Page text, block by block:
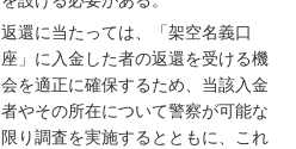
返還に当たっては、「架空名義口
座」に入金した者の返還を受ける機
会を適正に確保するため、当該入金
者やその所在について警察が可能な
限り調査を実施するとともに、これ